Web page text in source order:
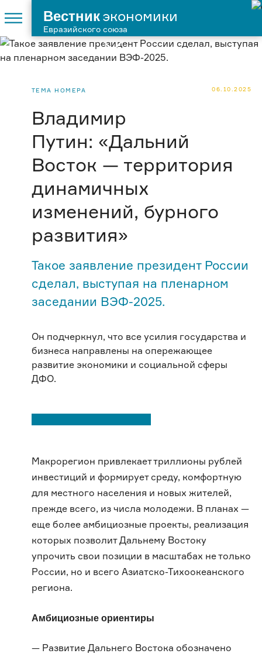
Вестникэкономики
Евразийского союза
ТЕМА НОМЕРА 06.10.2025
Владимир
Путин: «Дальний
Восток — территория
динамичных
изменений, бурного
развития»
Такое заявление президент России
сделал, выступая на пленарном
заседании ВЭФ-2025.
Он подчеркнул, что все усилия государства и
бизнеса направлены на опережающее
развитие экономики и социальной сферы
ДФО.
Макрорегион привлекает триллионы рублей
инвестиций и формирует среду, комфортную
для местного населения и новых жителей,
прежде всего, из числа молодежи. В планах —
еще более амбициозные проекты, реализация
которых позволит Дальнему Востоку
упрочить свои позиции в масштабах не только
России, но и всего Азиатско-Тихоокеанского
региона.
Амбициозные ориентиры
— Развитие Дальнего Востока обозначено